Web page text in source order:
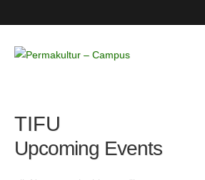
– Campus
TIFU
Upcoming Events